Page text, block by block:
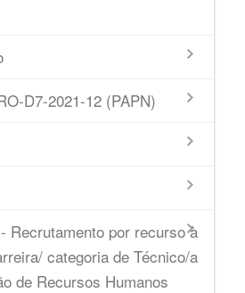
D7-2021-12 (PAPN)
Recrutamento por recurso à
categoria de Técnico/a
de Recursos Humanos